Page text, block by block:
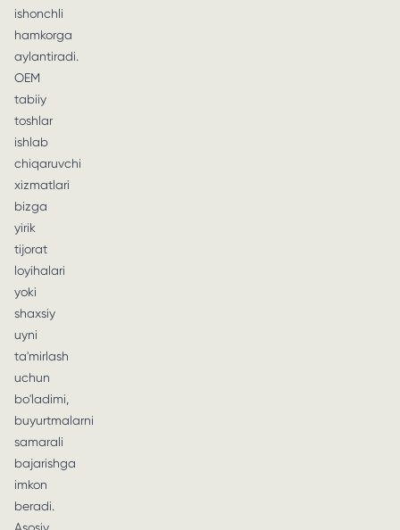
ishonchli
hamkorga
aylantiradi.
OEM
tabiiy
toshlar
ishlab
chiqaruvchi
xizmatlari
bizga
yirik
tijorat
loyihalari
yoki
shaxsiy
uyni
ta'mirlash
uchun
bo'ladimi,
buyurtmalarni
samarali
bajarishga
imkon
beradi.